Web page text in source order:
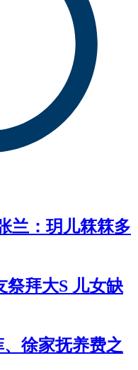
兰：玥儿箖箖多
祭拜大S 儿女缺
徐家抚养费之